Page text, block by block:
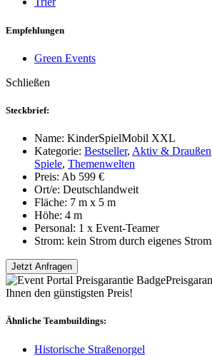
Empfehlungen
Green Events
Schließen
Steckbrief:
Name: KinderSpielMobil XXL
Kategorie: Bestseller, Aktiv & Draußen
Spiele, Themenwelten
Preis: Ab 599 €
Ort/e: Deutschlandweit
Fläche: 7 m x 5 m
Höhe: 4 m
Personal: 1 x Event-Teamer
Strom: kein Strom durch eigenes
Jetzt Anfragen
Ihnen den günstigsten Preis!
Ähnliche Teambuildings:
Historische Straßenorgel